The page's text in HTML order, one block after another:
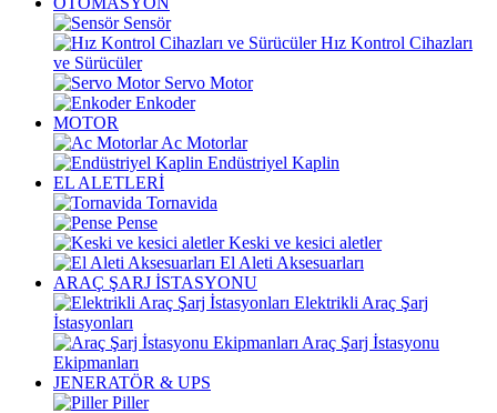
Sensör
Hız Kontrol Cihazları
ve Sürücüler
Servo Motor
Enkoder
MOTOR
Ac Motorlar
Endüstriyel Kaplin
EL ALETLERİ
Tornavida
Pense
Keski ve kesici aletler
El Aleti Aksesuarları
ARAÇ ŞARJ İSTASYONU
Elektrikli Araç Şarj
İstasyonları
Araç Şarj İstasyonu
Ekipmanları
JENERATÖR & UPS
Piller